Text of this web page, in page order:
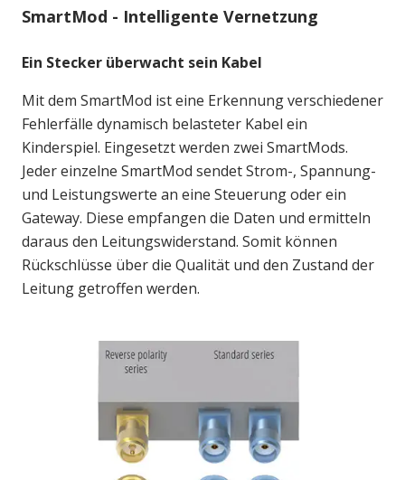
SmartMod - Intelligente Vernetzung
Ein Stecker überwacht sein Kabel
Mit dem SmartMod ist eine Erkennung verschiedener
Fehlerfälle dynamisch belasteter Kabel ein
Kinderspiel. Eingesetzt werden zwei SmartMods.
Jeder einzelne SmartMod sendet Strom-, Spannung-
und Leistungswerte an eine Steuerung oder ein
Gateway. Diese empfangen die Daten und ermitteln
daraus den Leitungswiderstand. Somit können
Rückschlüsse über die Qualität und den Zustand der
Leitung getroffen werden.